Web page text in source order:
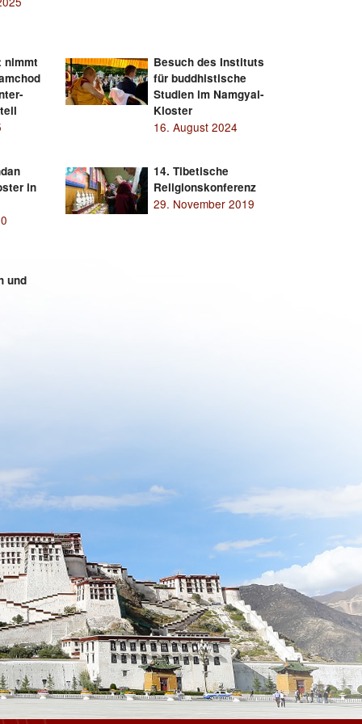
nimmt
Besuch des Instituts
für buddhistische
Studien im Namgyal-
Kloster
16. August 2024
in
14. Tibetische
Religionskonferenz
29. November 2019
und